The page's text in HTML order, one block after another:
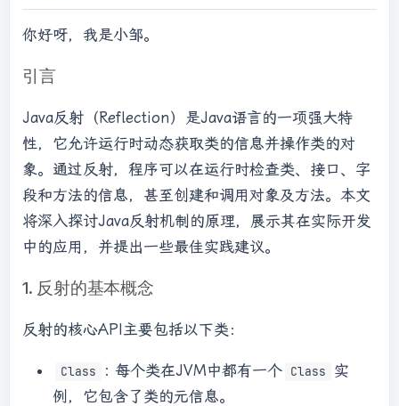
你好呀，我是小邹。
引言
Java反射（Reflection）是Java语言的一项强大特
性，它允许运行时动态获取类的信息并操作类的对
象。通过反射，程序可以在运行时检查类、接口、字
段和方法的信息，甚至创建和调用对象及方法。本文
将深入探讨Java反射机制的原理，展示其在实际开发
中的应用，并提出一些最佳实践建议。
1. 反射的基本概念
反射的核心API主要包括以下类：
Class : 每个类在JVM中都有一个 Class
实
例，它包含了类的元信息。